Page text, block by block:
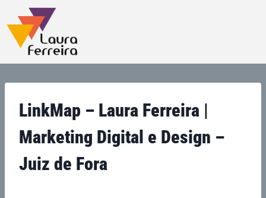
LinkMap – Laura Ferreira |
Marketing Digital e Design –
Juiz de Fora